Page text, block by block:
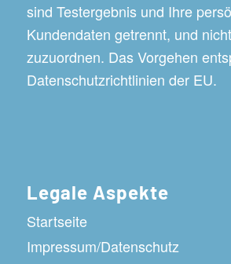
sind Testergebnis und Ihre
Kundendaten getrennt, und
zuzuordnen. Das Vorgehen
Datenschutzrichtlinien der EU.
Legale Aspekte
Startseite
Impressum/Datenschutz